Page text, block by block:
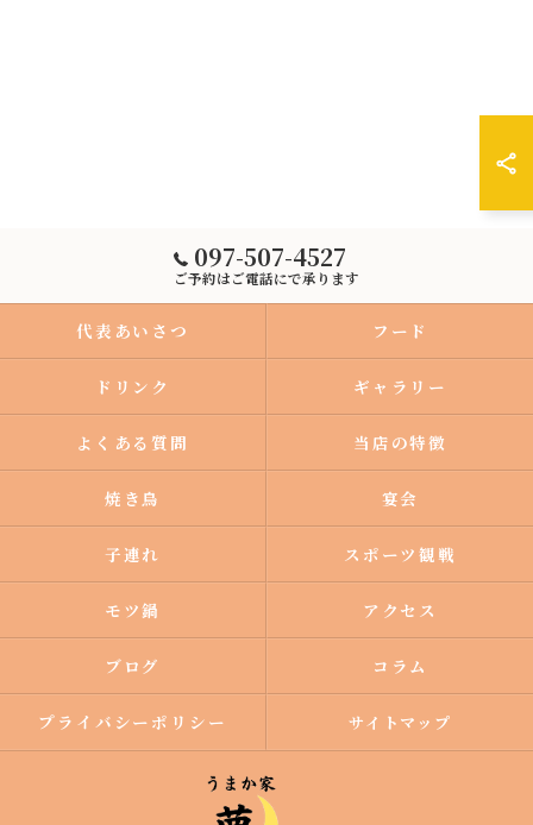
097-507-4527
ご予約はご電話にで承ります
代表あいさつ フード
ドリンク ギャラリー
よくある質問 当店の特徴
焼き鳥 宴会
子連れ スポーツ観戦
モツ鍋 アクセス
ブログ コラム
プライバシーポリシー サイトマップ